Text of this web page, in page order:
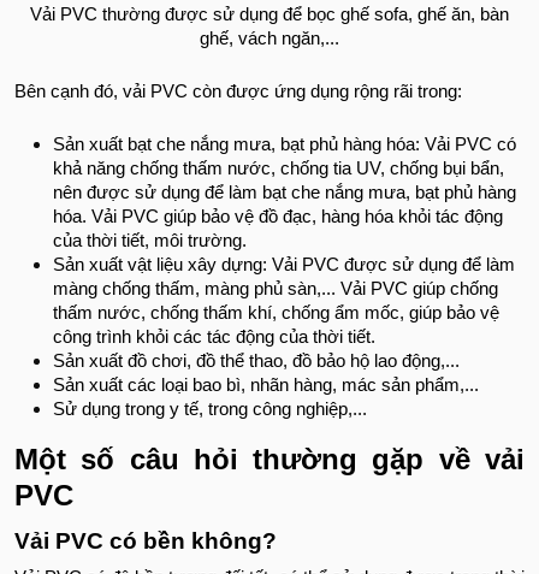
Vải PVC thường được sử dụng để bọc ghế sofa, ghế ăn, bàn
ghế, vách ngăn,...
Bên cạnh đó, vải PVC còn được ứng dụng rộng rãi trong:
Sản xuất bạt che nắng mưa, bạt phủ hàng hóa: Vải PVC có
khả năng chống thấm nước, chống tia UV, chống bụi bẩn,
nên được sử dụng để làm bạt che nắng mưa, bạt phủ hàng
hóa. Vải PVC giúp bảo vệ đồ đạc, hàng hóa khỏi tác động
của thời tiết, môi trường.
Sản xuất vật liệu xây dựng: Vải PVC được sử dụng để làm
màng chống thấm, màng phủ sàn,... Vải PVC giúp chống
thấm nước, chống thấm khí, chống ẩm mốc, giúp bảo vệ
công trình khỏi các tác động của thời tiết.
Sản xuất đồ chơi, đồ thể thao, đồ bảo hộ lao động,...
Sản xuất các loại bao bì, nhãn hàng, mác sản phẩm,...
Sử dụng trong y tế, trong công nghiệp,...
Một số câu hỏi thường gặp về vải
PVC
Vải PVC có bền không?